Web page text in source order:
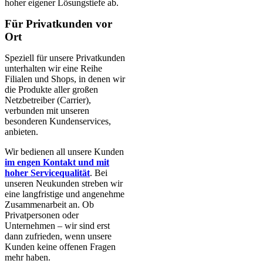
hoher eigener Lösungstiefe ab.
Für Privatkunden vor
Ort
Speziell für unsere Privatkunden
unterhalten wir eine Reihe
Filialen und Shops, in denen wir
die Produkte aller großen
Netzbetreiber (Carrier),
verbunden mit unseren
besonderen Kundenservices,
anbieten.
Wir bedienen all unsere Kunden
im engen Kontakt und mit
hoher Servicequalität. Bei
unseren Neukunden streben wir
eine langfristige und angenehme
Zusammenarbeit an. Ob
Privatpersonen oder
Unternehmen – wir sind erst
dann zufrieden, wenn unsere
Kunden keine offenen Fragen
mehr haben.